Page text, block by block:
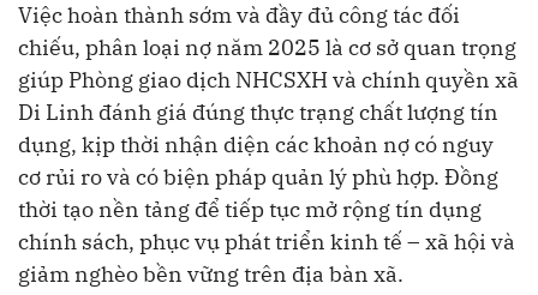
Việc hoàn thành sớm và đầy đủ công tác đối
chiếu, phân loại nợ năm 2025 là cơ sở quan trọng
giúp Phòng giao dịch NHCSXH và chính quyền xã
Di Linh đánh giá đúng thực trạng chất lượng tín
dụng, kịp thời nhận diện các khoản nợ có nguy
cơ rủi ro và có biện pháp quản lý phù hợp. Đồng
thời tạo nền tảng để tiếp tục mở rộng tín dụng
chính sách, phục vụ phát triển kinh tế – xã hội và
giảm nghèo bền vững trên địa bàn xã.